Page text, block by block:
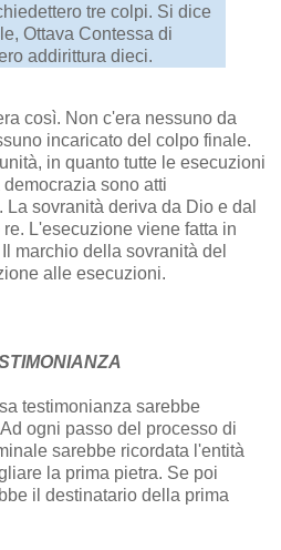
tre colpi. Si dice
Ottava Contessa di
addirittura dieci.
così. Non c'era nessuno da
incaricato del colpo finale.
in quanto tutte le esecuzioni
sono atti
sovranità deriva da Dio e dal
L'esecuzione viene fatta in
marchio della sovranità del
alle esecuzioni.
testimonianza sarebbe
ogni passo del processo di
sarebbe ricordata l'entità
la prima pietra. Se poi
il destinatario della prima